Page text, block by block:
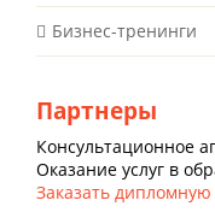
Бизнес-тренинги
Партнеры
Консультационное
Оказание услуг в
Заказать дипломную